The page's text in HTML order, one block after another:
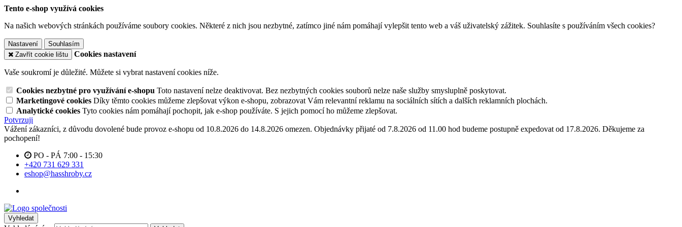
Tento e-shop využívá cookies
Na našich webových stránkách používáme soubory cookies. Některé z nich jsou nezbytné, zatímco jiné nám pomáhají vylepšit tento web a váš uživatelský zážitek. Souhlasíte s používáním všech cookies?
Nastavení
Souhlasím
Zavřít cookie lištu
Cookies nastavení
Vaše soukromí je důležité. Můžete si vybrat nastavení cookies níže.
Cookies nezbytné pro využívání e-shopu Toto nastavení nelze deaktivovat. Bez nezbytných cookies souborů nelze naše služby smysluplně poskytovat.
Marketingové cookies Díky těmto cookies můžeme zlepšovat výkon e-shopu, zobrazovat Vám relevantní reklamu na sociálních sítích a dalších reklamních plochách.
Analytické cookies Tyto cookies nám pomáhají pochopit, jak e-shop používáte. S jejich pomocí ho můžeme zlepšovat.
Potvrzuji
Vážení zákazníci, z důvodu dovolené bude provoz e-shopu od 10.8.2026 do 14.8.2026 omezen. Objednávky přijaté od 7.8.2026 od 11.00 hod budeme postupně expedovat od 17.8.2026. Děkujeme za
pochopení!
PO - PÁ 7:00 - 15:30
+420 731 629 331
eshop@hasshroby.cz
Vyhledat